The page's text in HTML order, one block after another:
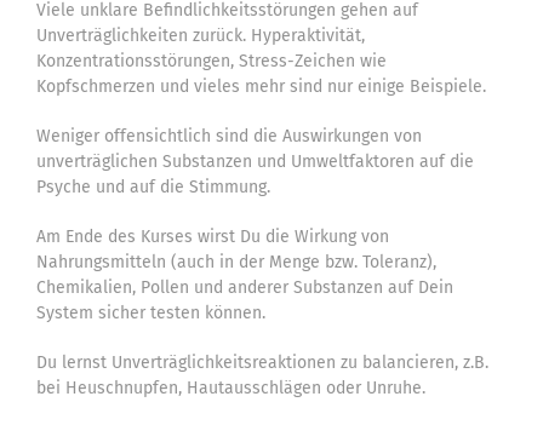
Buch
nach:
Viele unklare Befindlichkeitsstörungen gehen auf
Unverträglichkeiten zurück. Hyperaktivität,
Konzentrationsstörungen, Stress-Zeichen wie
Kopfschmerzen und vieles mehr sind nur einige Beispiele.
Weniger offensichtlich sind die Auswirkungen von
unverträglichen Substanzen und Umweltfaktoren auf die
Psyche und auf die Stimmung.
Am Ende des Kurses wirst Du die Wirkung von
Nahrungsmitteln (auch in der Menge bzw. Toleranz),
Chemikalien, Pollen und anderer Substanzen auf Dein
System sicher testen können.
Du lernst Unverträglichkeitsreaktionen zu balancieren, z.B.
bei Heuschnupfen, Hautausschlägen oder Unruhe.